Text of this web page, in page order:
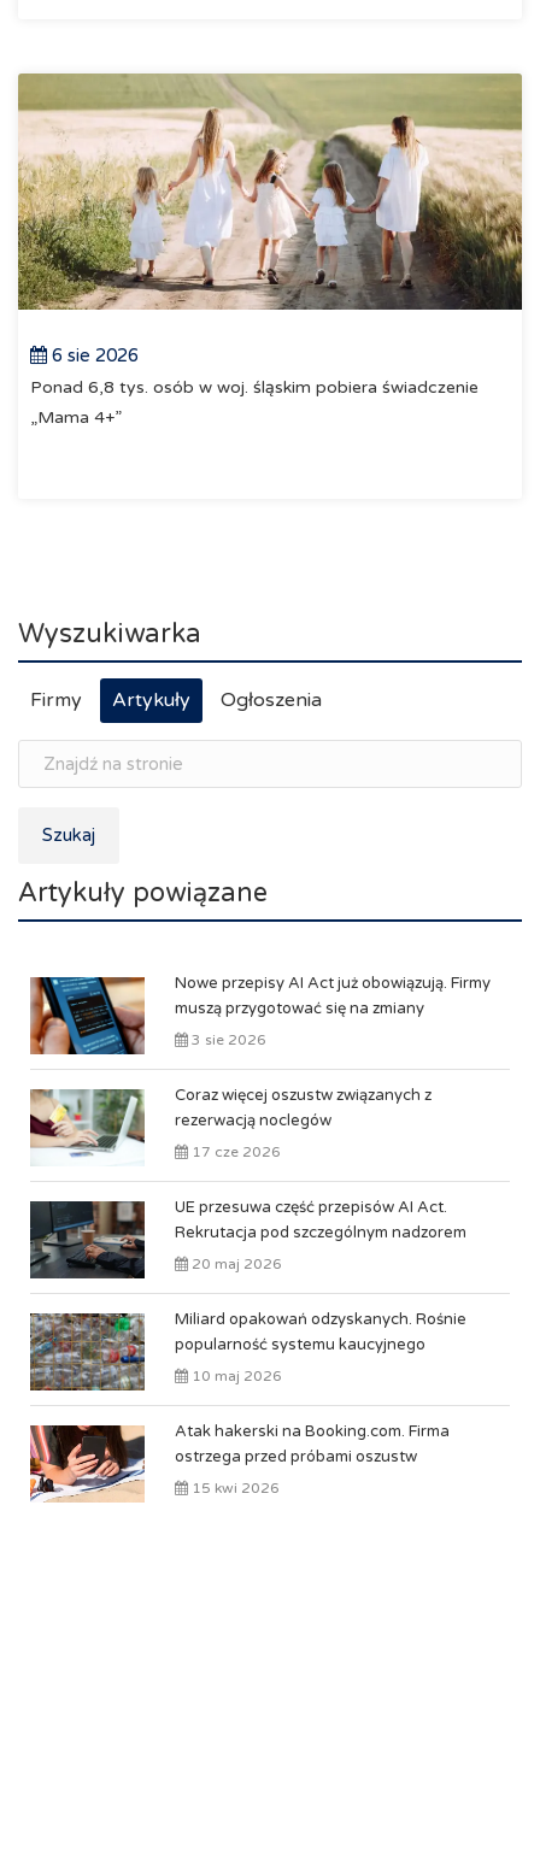
6 sie 2026
Ponad 6,8 tys. osób w woj. śląskim pobiera świadczenie
„Mama 4+”
Wyszukiwarka
Firmy Artykuły Ogłoszenia
Szukaj
Artykuły powiązane
Nowe przepisy AI Act już obowiązują. Firmy
muszą przygotować się na zmiany
3 sie 2026
Coraz więcej oszustw związanych z
rezerwacją noclegów
17 cze 2026
UE przesuwa część przepisów AI Act.
Rekrutacja pod szczególnym nadzorem
20 maj 2026
Miliard opakowań odzyskanych. Rośnie
popularność systemu kaucyjnego
10 maj 2026
Atak hakerski na Booking.com. Firma
ostrzega przed próbami oszustw
15 kwi 2026